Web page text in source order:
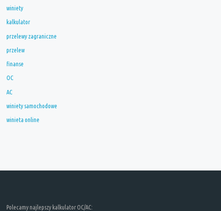
winiety
kalkulator
przelewy zagraniczne
przelew
finanse
OC
AC
winiety samochodowe
winieta online
Polecamy najlepszy kalkulator OC/AC: